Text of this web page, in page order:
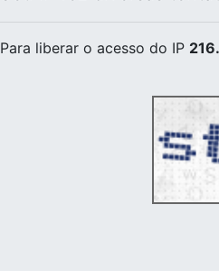
Para liberar o acesso do IP